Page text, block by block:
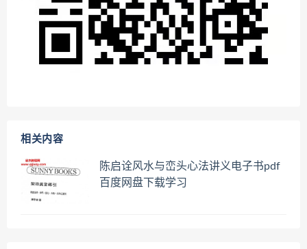
相关内容
陈启诠风水与峦头心法讲义电子书pdf
百度网盘下载学习